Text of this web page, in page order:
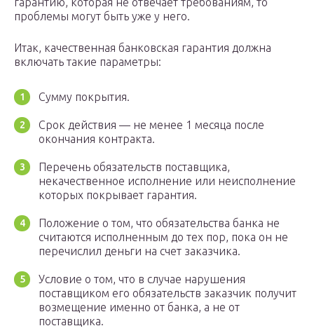
проблемы могут быть уже у него.
Итак, качественная банковская гарантия должна
включать такие параметры:
Сумму покрытия.
Срок действия — не менее 1 месяца после
окончания контракта.
Перечень обязательств поставщика,
некачественное исполнение или неисполнение
которых покрывает гарантия.
Положение о том, что обязательства банка не
считаются исполненным до тех пор, пока он не
перечислил деньги на счет заказчика.
Условие о том, что в случае нарушения
поставщиком его обязательств заказчик получит
возмещение именно от банка, а не от
поставщика.